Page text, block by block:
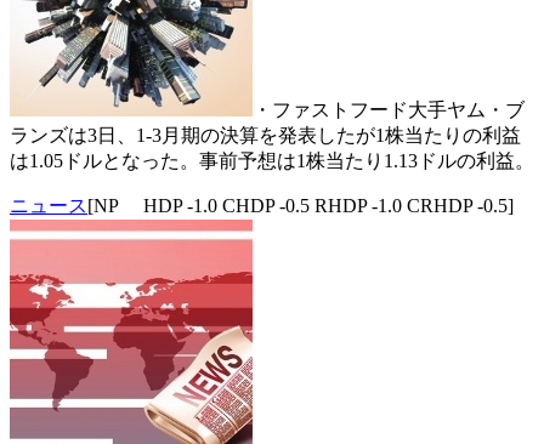
・ファストフード大手ヤム・ブ
ランズは3日、1-3月期の決算を発表したが1株当たりの利益
は1.05ドルとなった。事前予想は1株当たり1.13ドルの利益。
ニュース[NP HDP -1.0 CHDP -0.5 RHDP -1.0 CRHDP -0.5]